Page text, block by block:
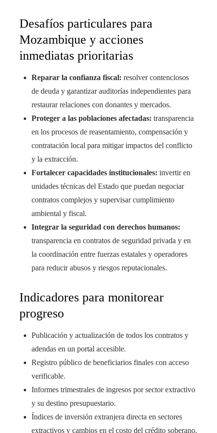
Desafíos particulares para
Mozambique y acciones
inmediatas prioritarias
Reparar la confianza fiscal: resolver contenciosos
de deuda y garantizar auditorías independientes para
restaurar relaciones con donantes y mercados.
Proteger a las poblaciones afectadas: transparencia
en los procesos de reasentamiento, compensación y
contratación local para mitigar impactos del conflicto
y la extracción.
Fortalecer capacidades institucionales: invertir en
unidades técnicas del Estado que puedan negociar
contratos complejos y supervisar cumplimiento
ambiental y fiscal.
Integrar la seguridad con derechos humanos:
transparencia en contratos de seguridad privada y en
la coordinación entre fuerzas estatales y operadores
para reducir abusos y riesgos reputacionales.
Indicadores para monitorear
progreso
Publicación y actualización de todos los contratos y
adendas en un portal accesible.
Registro público de beneficiarios finales con acceso
verificable.
Informes trimestrales de ingresos por sector extractivo
y su destino presupuestario.
Índices de inversión extranjera directa en sectores
extractivos y cambios en el costo del crédito soberano.